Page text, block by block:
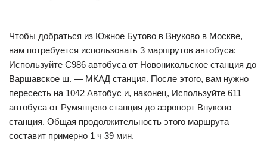
Чтобы добраться из Южное Бутово в Внуково в Москве,
вам потребуется использовать 3 маршрутов автобуса:
Используйте С986 автобуса от Новоникольское станция до
Варшавское ш. — МКАД станция. После этого, вам нужно
пересесть на 1042 Автобус и, наконец, Используйте 611
автобуса от Румянцево станция до аэропорт Внуково
станция. Общая продолжительность этого маршрута
составит примерно 1 ч 39 мин.